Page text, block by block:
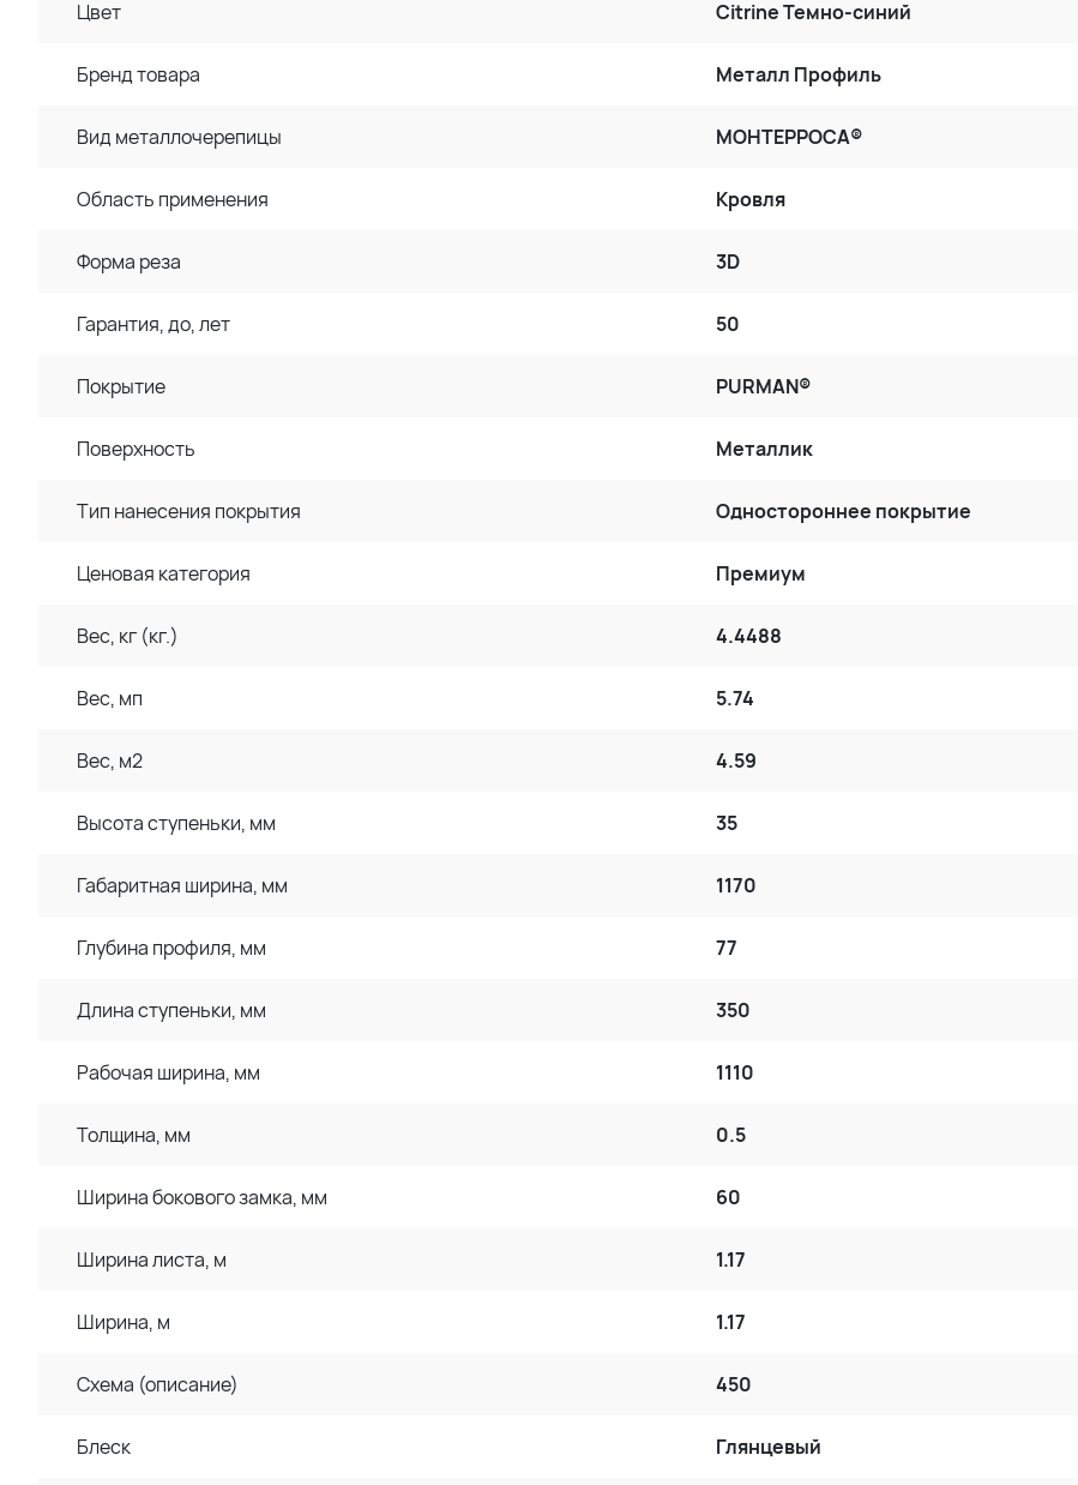
Цвет Citrine Темно-синий
Бренд товара Металл Профиль
Вид металлочерепицы МОНТЕРРОСА®
Область применения Кровля
Форма реза 3D
Гарантия, до, лет 50
Покрытие PURMAN®
Поверхность Металлик
Тип нанесения покрытия Одностороннее покрытие
Ценовая категория Премиум
Вес, кг (кг.) 4.4488
Вес, мп 5.74
Вес, м2 4.59
Высота ступеньки, мм 35
Габаритная ширина, мм 1170
Глубина профиля, мм 77
Длина ступеньки, мм 350
Рабочая ширина, мм 1110
Толщина, мм 0.5
Ширина бокового замка, мм 60
Ширина листа, м 1.17
Ширина, м 1.17
Схема (описание) 450
Блеск Глянцевый